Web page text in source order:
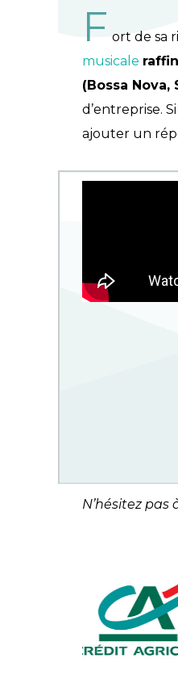
F ort de sa
musicale
(Bossa Nova,
d’entreprise.
ajouter un
N’hésitez pas